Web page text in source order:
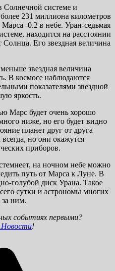
Солнечной системе и
231 миллиона километров
-0.2 в небе. Уран-седьмая
находится на расстоянии
Его звездная величина
звездная величина
В космосе наблюдаются
показателями звездной
яркость.
Марс будет очень хорошо
ниже, но его будет видно
планет друг от друга
но они окажутся
приборов.
на ночном небе можно
путь от Марса к Луне. В
голубой диск Урана. Такое
сутки и астрономы многих
за ним.
событиях первыми?
!